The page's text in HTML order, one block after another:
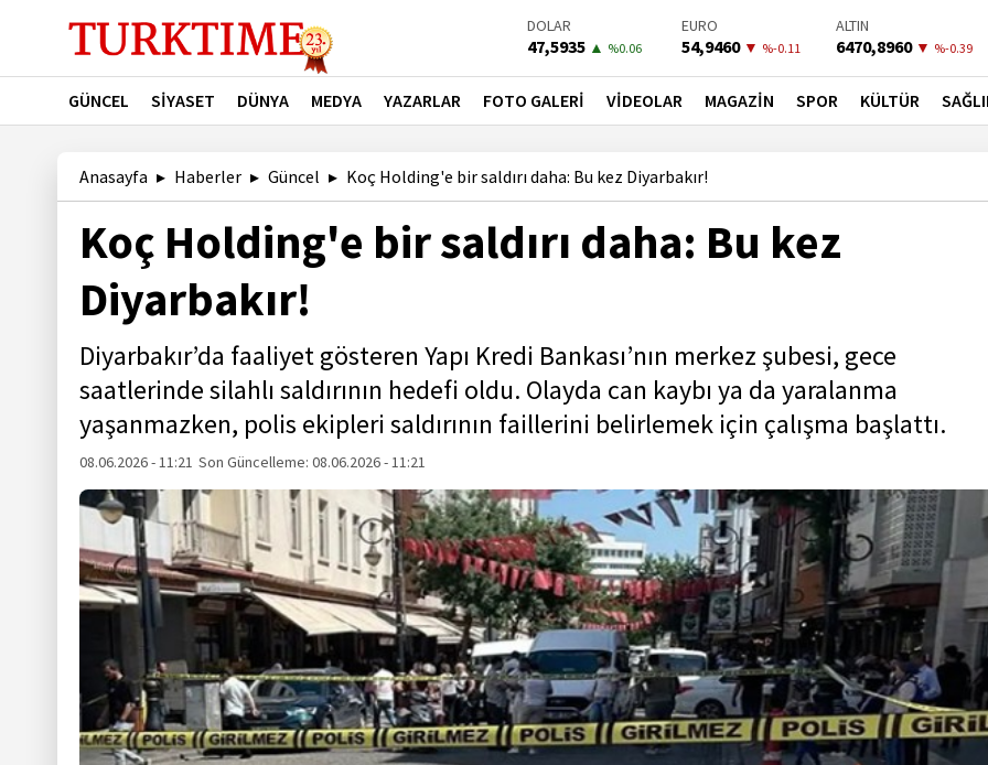
BIST-100
13798,82▲ %0.7
PETROL
82,1000 ▲ %4.06
BONO
41,5300▼ %-0.02
GÜNCEL SİYASET DÜNYA MEDYA YAZARLAR FOTO GALERİ VİDEOLAR MAGAZİN SPOR KÜLTÜR
Anasayfa Haberler Güncel Koç Holding'e bir saldırı daha: Bu kez Diyarbakır!
Koç Holding'e bir saldırı daha: Bu kez
Diyarbakır!
Diyarbakır’da faaliyet gösteren Yapı Kredi Bankası’nın merkez şubesi, gece
saatlerinde silahlı saldırının hedefi oldu. Olayda can kaybı ya da yaralanma
yaşanmazken, polis ekipleri saldırının faillerini belirlemek için çalışma başlattı.
08.06.2026 - 11:21 Son Güncelleme:08.06.2026 - 11:21